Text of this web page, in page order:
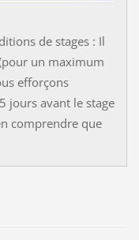
de stages : Il
un maximum
efforçons
jours avant le stage
comprendre que